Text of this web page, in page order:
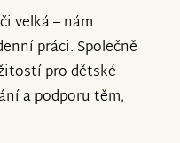
velká – nám
práci. Společně
pro dětské
a podporu těm,